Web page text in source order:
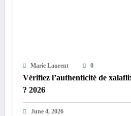
Marie Laurent 0
Vérifiez l’authenticité de
? 2026
June 4, 2026